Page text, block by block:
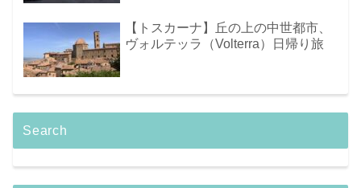
【トスカーナ】丘の上の中世都市、
ヴォルテッラ（Volterra）日帰り旅
Search